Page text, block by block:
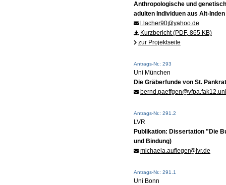
Anthropologische und
adulten Individuen aus Alt-Inden
l.lacher90@yahoo.de
Kurzbericht (PDF, 865 KB)
zur Projektseite
Antrags-Nr.: 293
Uni München
Die Gräberfunde von St.
Antrags-Nr.: 291.2
LVR
Publikation: Dissertation "Die
und Bindung)
michaela.aufleger@lvr.de
Antrags-Nr.: 291.1
Uni Bonn